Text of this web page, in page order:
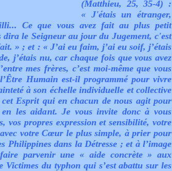
(Matthieu, 25, 35-4) :
« J'étais un étranger,
Ce que vous avez fait au plus petit
dira le Seigneur au jour du Jugement, c'est
» ; et : « J’ai eu faim, j’ai eu soif, j’étais
j’étais nu, car chaque fois que vous avez
mes frères, c’est moi-même que vous
Humain est-il programmé pour vivre
à son échelle individuelle et collective
Esprit qui en chacun de nous agit pour
les aidant. Je vous invite donc à vous
vos propres expression et sensibilité, votre
votre Cœur le plus simple, à prier pour
Philippines dans la Détresse ; et à l’image
parvenir une « aide concrète » aux
Victimes du typhon qui s’est abattu sur les